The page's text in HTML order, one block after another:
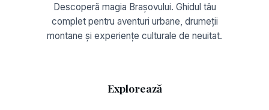
Descoperă magia Brașovului. Ghidul tău
complet pentru aventuri urbane, drumeții
montane și experiențe culturale de neuitat.
Explorează